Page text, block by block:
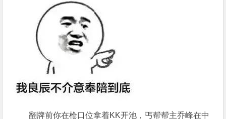
翻牌前你在枪口位拿着KK开池，丐帮帮主乔峰在中